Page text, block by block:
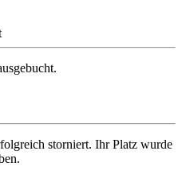
storniert. Ihr Platz wurde